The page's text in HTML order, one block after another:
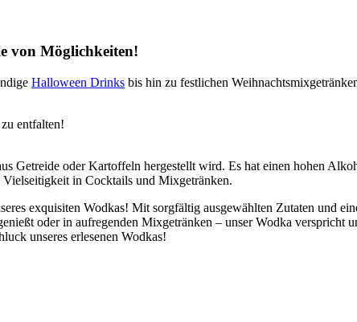
von Möglichkeiten!
Halloween Drinks bis hin zu festlichen
entfalten!
Getreide oder Kartoffeln hergestellt wird. Es hat einen hohen
Vielseitigkeit in Cocktails und Mixgetränken.
exquisiten Wodkas! Mit sorgfältig ausgewählten Zutaten und
oder in aufregenden Mixgetränken – unser Wodka verspricht
unseres erlesenen Wodkas!